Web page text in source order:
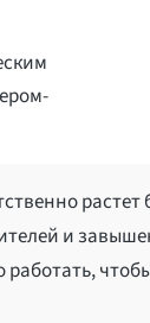
растет
и